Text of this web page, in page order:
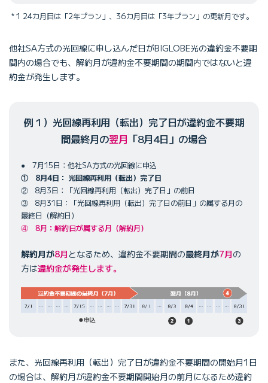
1 24カ月目は「2年プラン」、36カ月目は「3年プラン」の更新月です。
他社SA方式の光回線に申し込んだ日がBIGLOBE光の違約金不要期
間内の場合でも、解約月が違約金不要期間の期間内ではないと違
約金が発生します。
例１）光回線再利用（転出）完了日が違約金不要期
間最終月の翌月 「8月4日」の場合
● 7月15日：他社SA方式の光回線に申込
① 8月4日： 光回線再利用（転出）完了日
② 8月3日：「光回線再利用（転出）完了日」の前日
③ 8月31日：「光回線再利用（転出）完了日の前日」の属する月の
最終日（解約日）
④ 8月：解約日が属する月（解約月）
解約月が8月 となるため、違約金不要期間の最終月が7月の
方は違約金が発生します。
また、光回線再利用（転出）完了日が違約金不要期間の開始月1日
の場合は、解約月が違約金不要期間開始月の前月になるため違約